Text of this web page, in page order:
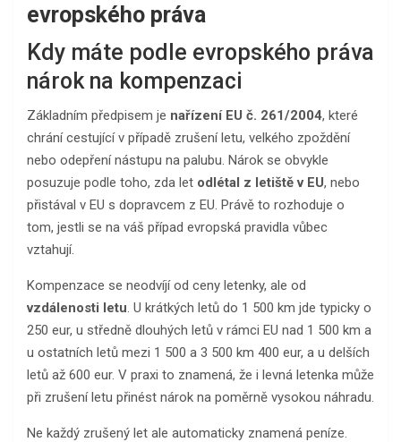
evropského práva
Kdy máte podle evropského práva
nárok na kompenzaci
Základním předpisem je nařízení EU č. 261/2004, které
chrání cestující v případě zrušení letu, velkého zpoždění
nebo odepření nástupu na palubu. Nárok se obvykle
posuzuje podle toho, zda let odlétal z letiště v EU, nebo
přistával v EU s dopravcem z EU. Právě to rozhoduje o
tom, jestli se na váš případ evropská pravidla vůbec
vztahují.
Kompenzace se neodvíjí od ceny letenky, ale od
vzdálenosti letu. U krátkých letů do 1 500 km jde typicky o
250 eur, u středně dlouhých letů v rámci EU nad 1 500 km a
u ostatních letů mezi 1 500 a 3 500 km 400 eur, a u delších
letů až 600 eur. V praxi to znamená, že i levná letenka může
při zrušení letu přinést nárok na poměrně vysokou náhradu.
Ne každý zrušený let ale automaticky znamená peníze.